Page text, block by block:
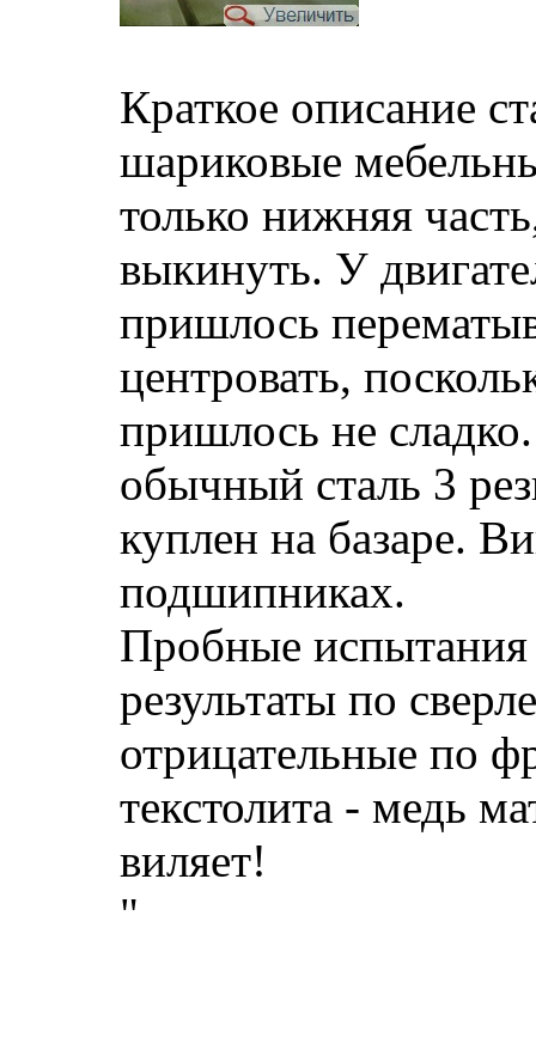
Краткое описание
шариковые
только нижняя
выкинуть. У
пришлось
центровать,
пришлось не
обычный сталь 3
куплен на базаре.
подшипниках.
Пробные
результаты по
отрицательные по
текстолита - медь
виляет!
"